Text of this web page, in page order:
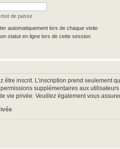
mot de passe
automatiquement lors de chaque visite
statut en ligne lors de cette session
être inscrit. L’inscription prend seulement
supplémentaires aux
vie privée. Veuillez également vous